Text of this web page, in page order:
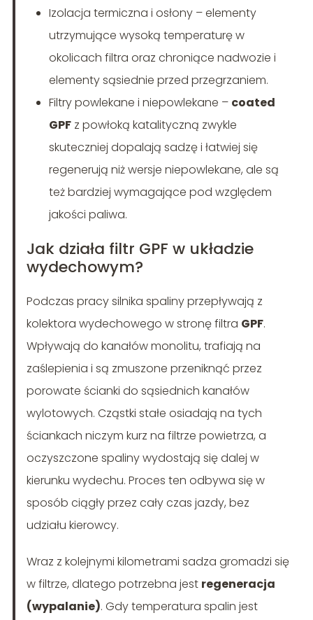
Izolacja termiczna i osłony – elementy
utrzymujące wysoką temperaturę w
okolicach filtra oraz chroniące nadwozie i
elementy sąsiednie przed przegrzaniem.
Filtry powlekane i niepowlekane – coated
GPFz powłoką katalityczną zwykle
skuteczniej dopalają sadzę i łatwiej się
regenerują niż wersje niepowlekane, ale są
też bardziej wymagające pod względem
jakości paliwa.
Jak działa filtr GPF w układzie
wydechowym?
Podczas pracy silnika spaliny przepływają z
kolektora wydechowego w stronę filtra GPF.
Wpływają do kanałów monolitu, trafiają na
zaślepienia i są zmuszone przeniknąć przez
porowate ścianki do sąsiednich kanałów
wylotowych. Cząstki stałe osiadają na tych
ściankach niczym kurz na filtrze powietrza, a
oczyszczone spaliny wydostają się dalej w
kierunku wydechu. Proces ten odbywa się w
sposób ciągły przez cały czas jazdy, bez
udziału kierowcy.
Wraz z kolejnymi kilometrami sadza gromadzi się
w filtrze, dlatego potrzebna jest regeneracja
(wypalanie). Gdy temperatura spalin jest